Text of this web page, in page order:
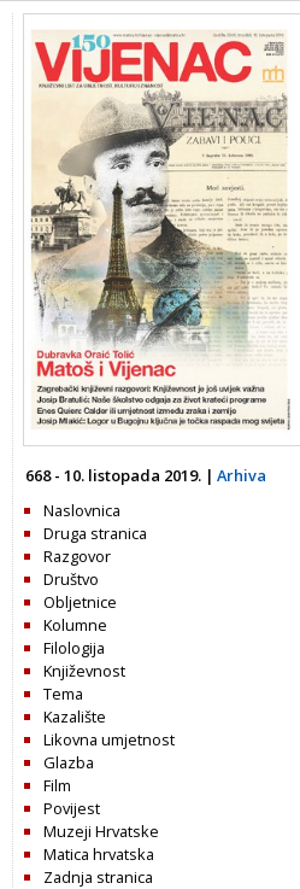
668 - 10. listopada 2019. | Arhiva
Naslovnica
Druga stranica
Razgovor
Društvo
Obljetnice
Kolumne
Filologija
Književnost
Tema
Kazalište
Likovna umjetnost
Glazba
Film
Povijest
Muzeji Hrvatske
Matica hrvatska
Zadnja stranica